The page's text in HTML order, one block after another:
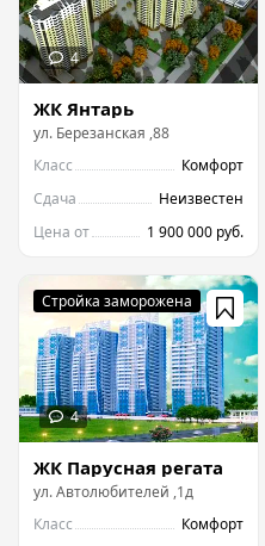
ЖК Янтарь
ул. Березанская ,88
Класс
Комфорт
Сдача
Неизвестен
Цена от
1 900 000 руб.
ЖК Парусная регата
ул.Автолюбителей ,1д
Класс
Комфорт